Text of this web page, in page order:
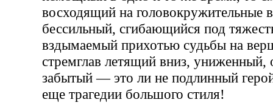
восходящий на головокружительные
бессильный, сгибающийся под
вздымаемый прихотью судьбы на
стремглав летящий вниз,
забытый — это ли не подлинный
еще трагедии большого стиля!